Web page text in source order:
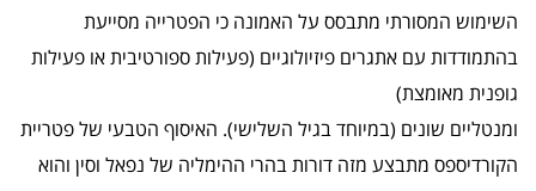
השימוש המסורתי מתבסס על האמונה כי הפטרייה מסייעת
בהתמודדות עם אתגרים פיזיולוגיים (פעילות ספורטיבית או פעילות
גופנית מאומצת)
ומנטליים שונים (במיוחד בגיל השלישי). האיסוף הטבעי של פטריית
הקורדיספס מתבצע מזה דורות בהרי ההימליה של נפאל וסין והוא